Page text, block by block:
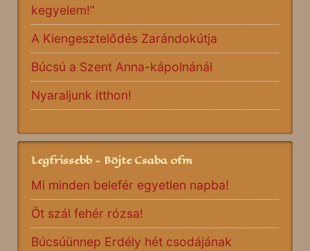
kegyelem!”
A Kiengesztelődés Zarándokútja
Búcsú a Szent Anna-kápolnánál
Nyaraljunk itthon!
Legfrissebb - Böjte Csaba ofm
Mi minden belefér egyetlen napba!
Öt szál fehér rózsa!
Búcsúünnep Erdély hét csodájának